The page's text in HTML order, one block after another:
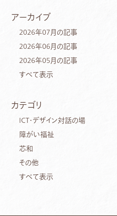
アーカイブ
2026年07月の記事
2026年06月の記事
2026年05月の記事
すべて表示
カテゴリ
ICT・デザイン対話の場
障がい福祉
芯和
その他
すべて表示